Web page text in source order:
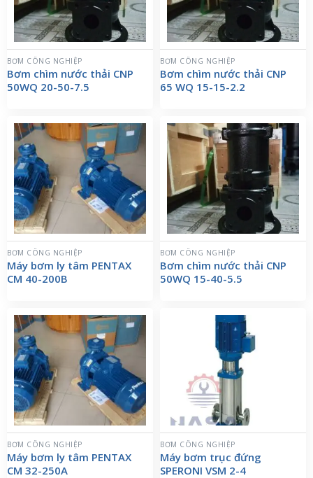
BƠM CÔNG NGHIỆP
Bơm chìm nước thải CNP
50WQ 20-50-7.5
BƠM CÔNG NGHIỆP
Bơm chìm nước thải CNP
65 WQ 15-15-2.2
BƠM CÔNG NGHIỆP
Máy bơm ly tâm PENTAX
CM 40-200B
BƠM CÔNG NGHIỆP
Bơm chìm nước thải CNP
50WQ 15-40-5.5
BƠM CÔNG NGHIỆP
Máy bơm ly tâm PENTAX
CM 32-250A
BƠM CÔNG NGHIỆP
Máy bơm trục đứng
SPERONI VSM 2-4